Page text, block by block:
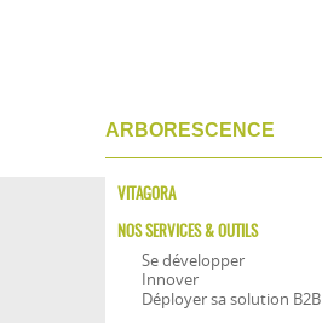
ARBORESCENCE
VITAGORA
NOS SERVICES & OUTILS
Se développer
Innover
Déployer sa solution B2B